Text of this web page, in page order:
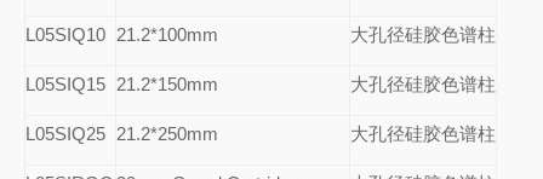
L05SIQ10 21.2*100mm 大孔径硅胶色谱柱
L05SIQ15 21.2*150mm 大孔径硅胶色谱柱
L05SIQ25 21.2*250mm 大孔径硅胶色谱柱